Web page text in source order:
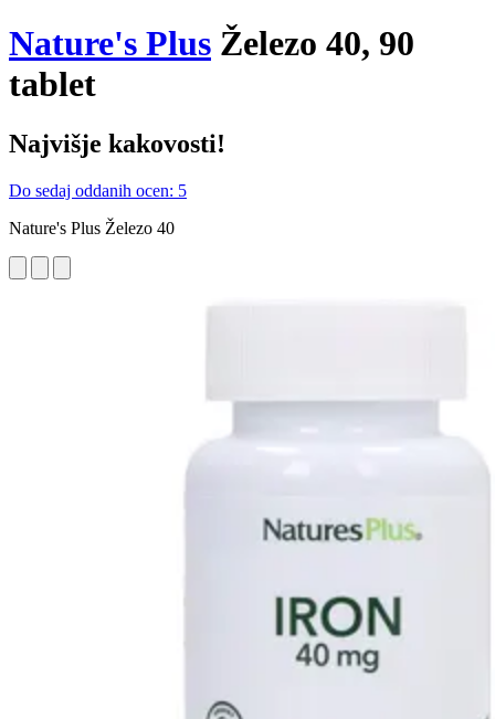
Nature's Plus Železo 40, 90
tablet
Najvišje kakovosti!
Do sedaj oddanih ocen: 5
Nature's Plus Železo 40